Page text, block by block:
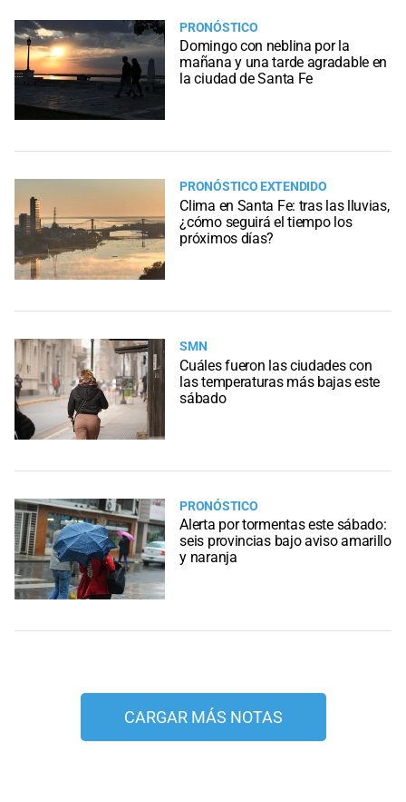
PRONÓSTICO
Domingo con neblina por la
mañana y una tarde agradable en
la ciudad de Santa Fe
PRONÓSTICO EXTENDIDO
Clima en Santa Fe: tras las lluvias,
¿cómo seguirá el tiempo los
próximos días?
SMN
Cuáles fueron las ciudades con
las temperaturas más bajas este
sábado
PRONÓSTICO
Alerta por tormentas este sábado:
seis provincias bajo aviso amarillo
y naranja
CARGAR MÁS NOTAS